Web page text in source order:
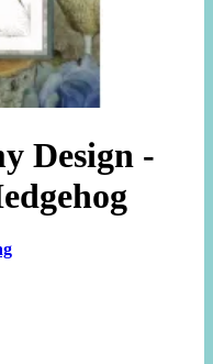
Design -